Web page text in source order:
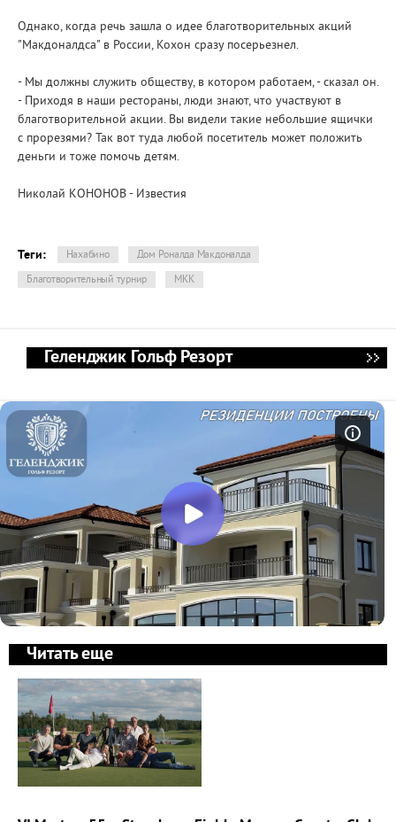
Однако, когда речь зашла о идее благотворительных акций
"Макдоналдса" в России, Кохон сразу посерьезнел.
- Мы должны служить обществу, в котором работаем, - сказал он.
- Приходя в наши рестораны, люди знают, что участвуют в
благотворительной акции. Вы видели такие небольшие ящички
с прорезями? Так вот туда любой посетитель может положить
деньги и тоже помочь детям.
Николай КОНОНОВ - Известия
Теги: Нахабино
Дом Роналда Макдоналда
Благотворительный турнир
МКК
Геленджик Гольф Резорт
Читать еще